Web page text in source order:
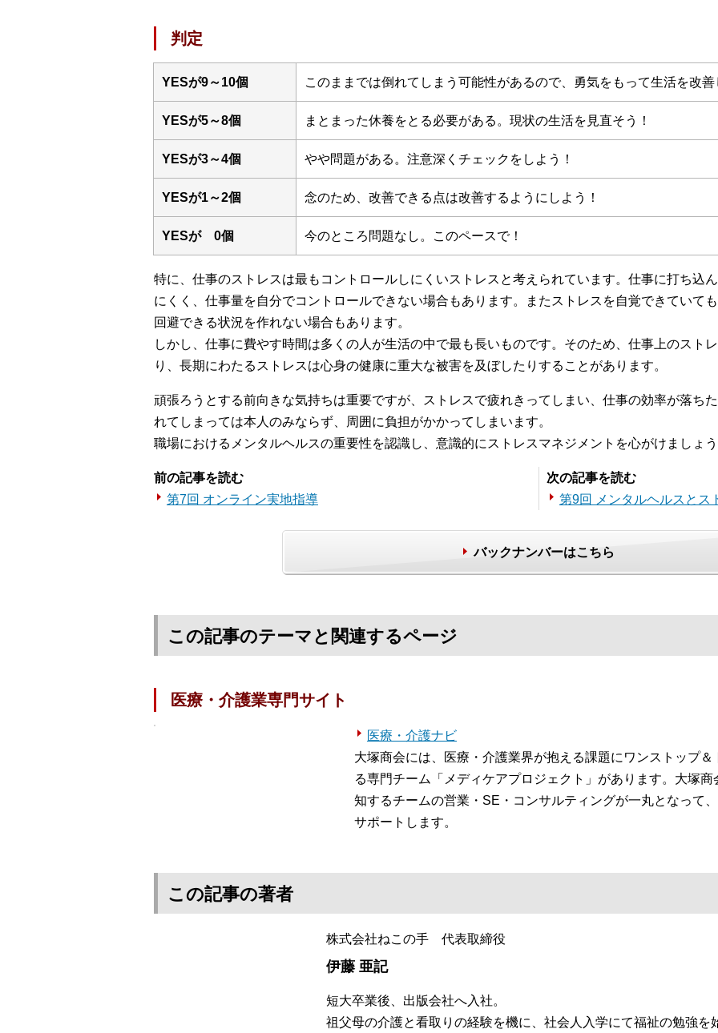
判定
YESが9～10個 このままでは倒れてしまう可能性があるので、勇気をもって生活を改善
YESが5～8個 まとまった休養をとる必要がある。現状の生活を見直そう！
YESが3～4個 やや問題がある。注意深くチェックをしよう！
YESが1～2個 念のため、改善できる点は改善するようにしよう！
YESが 0個 今のところ問題なし。このペースで！
特に、仕事のストレスは最もコントロールしにくいストレスと考えられています。仕事に打ち込
にくく、仕事量を自分でコントロールできない場合もあります。またストレスを自覚できていて
回避できる状況を作れない場合もあります。
しかし、仕事に費やす時間は多くの人が生活の中で最も長いものです。そのため、仕事上のスト
り、長期にわたるストレスは心身の健康に重大な被害を及ぼしたりすることがあります。
頑張ろうとする前向きな気持ちは重要ですが、ストレスで疲れきってしまい、仕事の効率が落ち
れてしまっては本人のみならず、周囲に負担がかかってしまいます。
職場におけるメンタルヘルスの重要性を認識し、意識的にストレスマネジメントを心がけましょう
前の記事を読む
第7回 オンライン実地指導
次の記事を読む
第9回 メンタルヘルスとス
バックナンバーはこちら
この記事のテーマと関連するページ
医療・介護業専門サイト
医療・介護ナビ
大塚商会には、医療・介護業界が抱える課題にワンストップ
る専門チーム「メディケアプロジェクト」があります。大塚
知するチームの営業・SE・コンサルティングが一丸となって
サポートします。
この記事の著者
株式会社ねこの手 代表取締役
伊藤 亜記
短大卒業後、出版会社へ入社。
祖父母の介護と看取りの経験を機に、社会人入学にて福祉の勉強を